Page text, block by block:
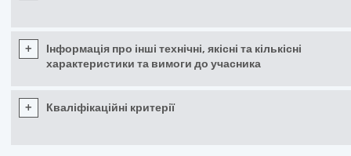
+
Інформація про інші технічні, якісні та кількісні
характеристики та вимоги до учасника
+ Кваліфікаційні критерії